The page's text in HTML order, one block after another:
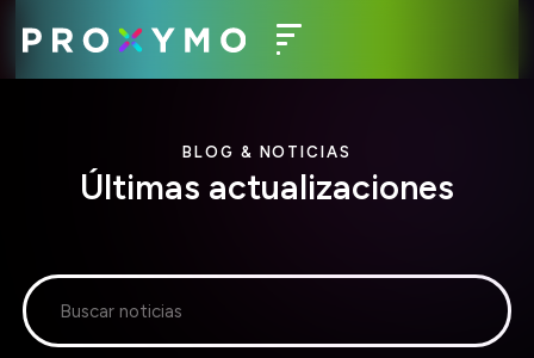
BLOG & NOTICIAS
Últimas actualizaciones